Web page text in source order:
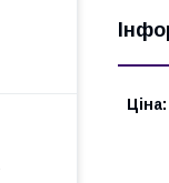
Ціна: